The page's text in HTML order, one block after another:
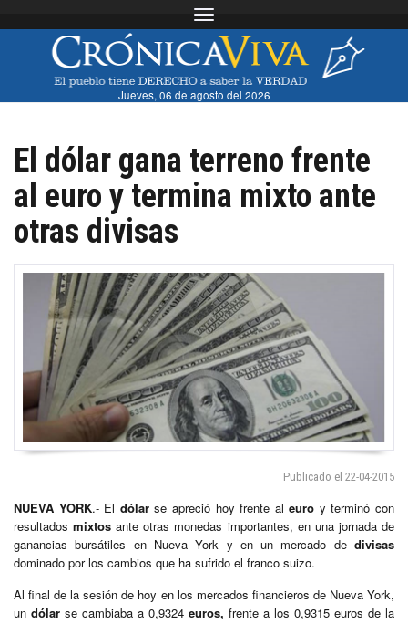
Toggle navigation
Jueves, 06 de agosto del 2026
El dólar gana terreno frente
al euro y termina mixto ante
otras divisas
Publicado el 22-04-2015
NUEVA YORK.- El dólarse apreció hoy frente aleuro y terminó con
resultadosmixtos ante otras monedas importantes, en una jornada de
ganancias bursátiles en Nueva York y en un mercado de divisas
dominado por los cambios que ha sufrido el franco suizo.
Al final de la sesión de hoy en los mercados financieros de Nueva York,
un dólar se cambiaba a 0,9324 euros, frente a los 0,9315 euros de la